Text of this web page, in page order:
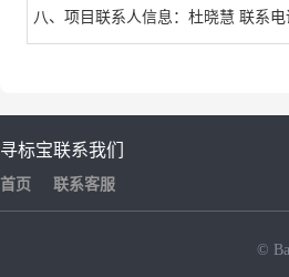
八、项目联系人信息：杜晓慧 联系
寻标宝
首页
联系我们
联系客服
©